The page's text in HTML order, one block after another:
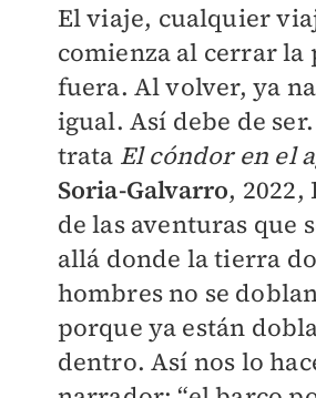
El viaje, cualquier
comienza al cerrar
fuera. Al volver, ya
igual. Así debe de ser.
trata El cóndor en el
Soria-Galvarro, 2022,
de las aventuras que
allá donde la tierra
hombres no se
porque ya están
dentro. Así nos lo